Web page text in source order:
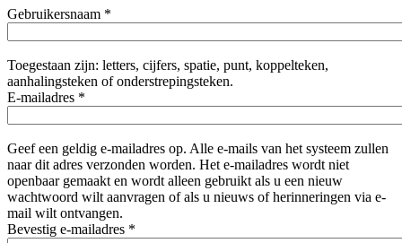
Gebruikersnaam *
Toegestaan zijn: letters, cijfers, spatie, punt, koppelteken,
aanhalingsteken of onderstrepingsteken.
E-mailadres *
Geef een geldig e-mailadres op. Alle e-mails van het systeem zullen
naar dit adres verzonden worden. Het e-mailadres wordt niet
openbaar gemaakt en wordt alleen gebruikt als u een nieuw
wachtwoord wilt aanvragen of als u nieuws of herinneringen via e-
mail wilt ontvangen.
Bevestig e-mailadres *